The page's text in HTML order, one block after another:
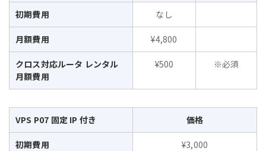
初期費用 なし
月額費用 ¥4,800
クロス対応ルータ レンタル
月額費用
¥500 ※必須
VPS P07 固定 IP 付き 価格
初期費用 ¥3,000